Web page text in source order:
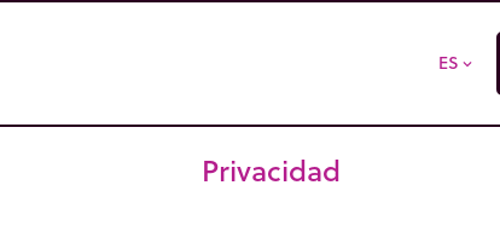
ES expand_more
Privacidad